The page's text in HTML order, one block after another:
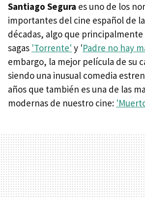
Santiago Segura es uno de los
importantes del cine español de
décadas, algo que principalmente
sagas 'Torrente' y 'Padre no hay
embargo, la mejor película de su
siendo una inusual comedia
años que también es una de las
modernas de nuestro cine: